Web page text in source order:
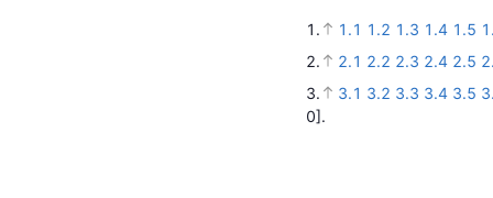
1. 1.1 1.2 1.3 1.4 1.5
2.
2.1 2.2 2.3 2.4 2.5
3.
3.1 3.2 3.3 3.4 3.5
0].